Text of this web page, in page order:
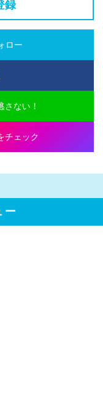
録
ロー
ない！
チェック
ー